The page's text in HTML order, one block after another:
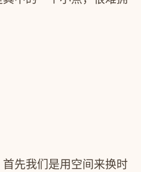
先我们是用空间来换时